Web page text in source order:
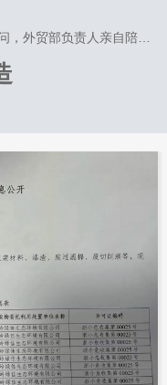
，外贸部负责人亲自陪
源泵业的加工制造技术和
了合同，表示将进行长期
自己，进一步提高自己的
“一带一路”的契机，依
界提供高品质的水泵设